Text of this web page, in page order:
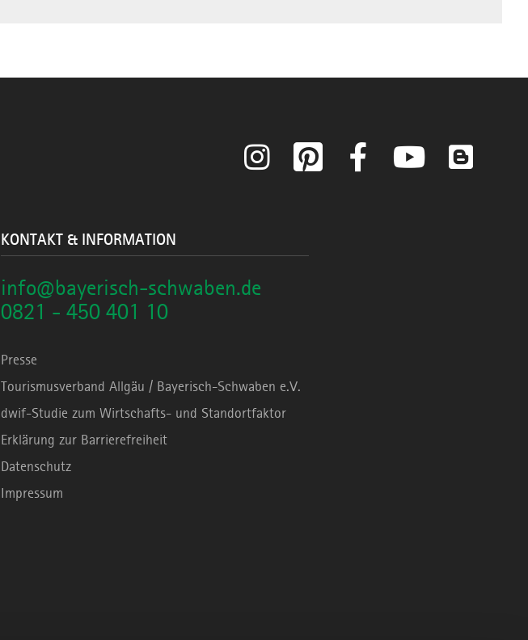
Instagram Pinterest Facebook YouTube
KONTAKT & INFORMATION
info@bayerisch-schwaben.de
0821 - 450 401 10
Presse
Tourismusverband Allgäu / Bayerisch-Schwaben e.V.
dwif-Studie zum Wirtschafts- und Standortfaktor
Erklärung zur Barrierefreiheit
Datenschutz
Impressum